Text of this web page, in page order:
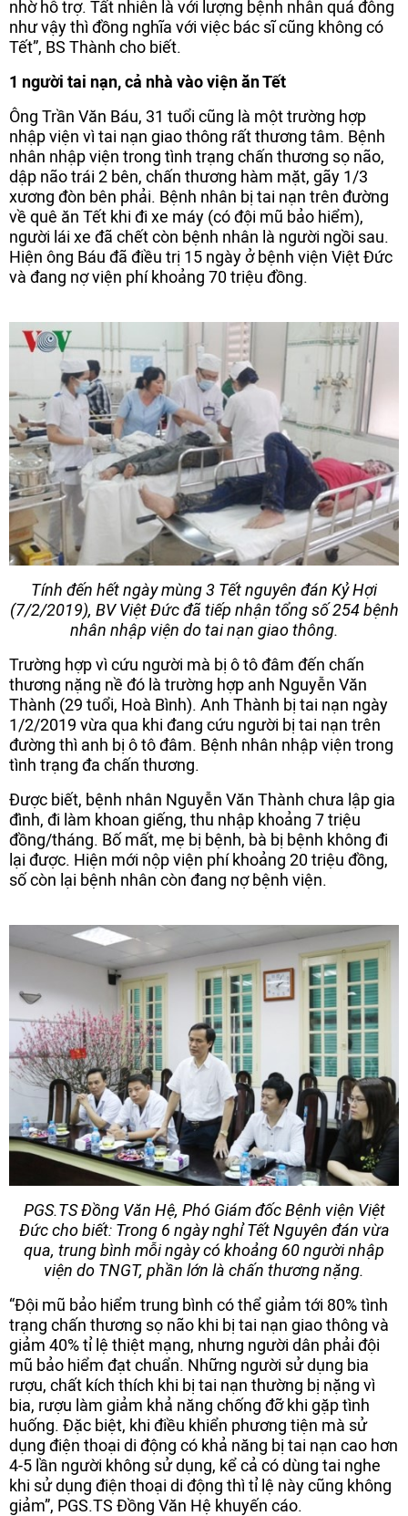
nhờ hỗ trợ. Tất nhiên là với lượng bệnh nhân quá đông
như vậy thì đồng nghĩa với việc bác sĩ cũng không có
Tết”, BS Thành cho biết.
1 người tai nạn, cả nhà vào viện ăn Tết
Ông Trần Văn Báu, 31 tuổi cũng là một trường hợp
nhập viện vì tai nạn giao thông rất thương tâm. Bệnh
nhân nhập viện trong tình trạng chấn thương sọ não,
dập não trái 2 bên, chấn thương hàm mặt, gãy 1/3
xương đòn bên phải. Bệnh nhân bị tai nạn trên đường
về quê ăn Tết khi đi xe máy (có đội mũ bảo hiểm),
người lái xe đã chết còn bệnh nhân là người ngồi sau.
Hiện ông Báu đã điều trị 15 ngày ở bệnh viện Việt Đức
và đang nợ viện phí khoảng 70 triệu đồng.
Tính đến hết ngày mùng 3 Tết nguyên đán Kỷ Hợi
(7/2/2019), BV Việt Đức đã tiếp nhận tổng số 254 bệnh
nhân nhập viện do tai nạn giao thông.
Trường hợp vì cứu người mà bị ô tô đâm đến chấn
thương nặng nề đó là trường hợp anh Nguyễn Văn
Thành (29 tuổi, Hoà Bình). Anh Thành bị tai nạn ngày
1/2/2019 vừa qua khi đang cứu người bị tai nạn trên
đường thì anh bị ô tô đâm. Bệnh nhân nhập viện trong
tình trạng đa chấn thương.
Được biết, bệnh nhân Nguyễn Văn Thành chưa lập gia
đình, đi làm khoan giếng, thu nhập khoảng 7 triệu
đồng/tháng. Bố mất, mẹ bị bệnh, bà bị bệnh không đi
lại được. Hiện mới nộp viện phí khoảng 20 triệu đồng,
số còn lại bệnh nhân còn đang nợ bệnh viện.
PGS.TS Đồng Văn Hệ, Phó Giám đốc Bệnh viện Việt
Đức cho biết: Trong 6 ngày nghỉ Tết Nguyên đán vừa
qua, trung bình mỗi ngày có khoảng 60 người nhập
viện do TNGT, phần lớn là chấn thương nặng.
“Đội mũ bảo hiểm trung bình có thể giảm tới 80% tình
trạng chấn thương sọ não khi bị tai nạn giao thông và
giảm 40% tỉ lệ thiệt mạng, nhưng người dân phải đội
mũ bảo hiểm đạt chuẩn. Những người sử dụng bia
rượu, chất kích thích khi bị tai nạn thường bị nặng vì
bia, rượu làm giảm khả năng chống đỡ khi gặp tình
huống. Đặc biệt, khi điều khiển phương tiện mà sử
dụng điện thoại di động có khả năng bị tai nạn cao hơn
4-5 lần người không sử dụng, kể cả có dùng tai nghe
khi sử dụng điện thoại di động thì tỉ lệ này cũng không
giảm”, PGS.TS Đồng Văn Hệ khuyến cáo.